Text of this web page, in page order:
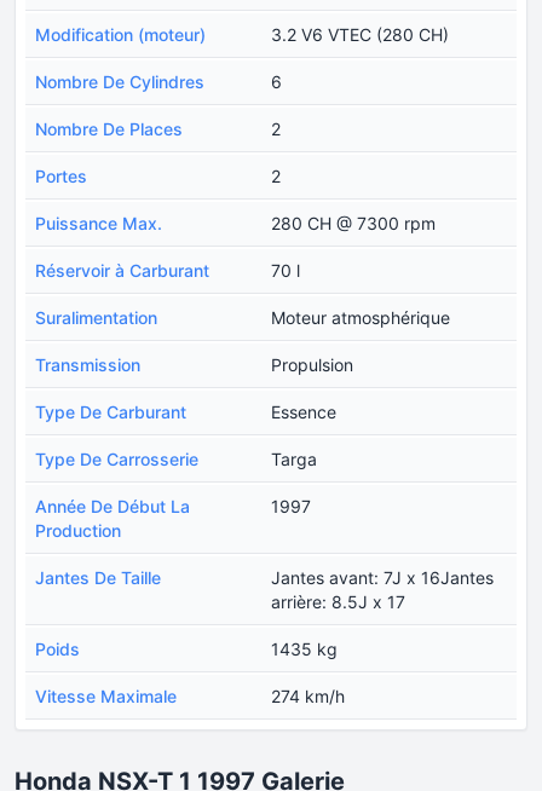
Modification (moteur) 3.2 V6 VTEC (280 CH)
Nombre De Cylindres 6
Nombre De Places 2
Portes 2
Puissance Max. 280 CH @ 7300 rpm
Réservoir à Carburant 70 l
Suralimentation Moteur atmosphérique
Transmission Propulsion
Type De Carburant Essence
Type De Carrosserie Targa
Année De Début La
Production
1997
Jantes De Taille
Jantes avant: 7J x 16Jantes
arrière: 8.5J x 17
Poids 1435 kg
Vitesse Maximale 274 km/h
Honda NSX-T 1 1997 Galerie